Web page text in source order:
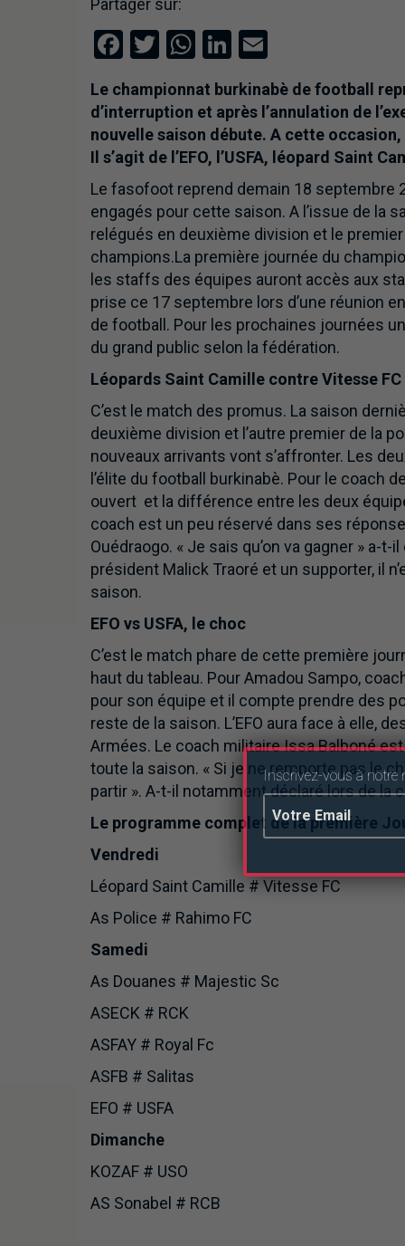
Partager sur:
Facebook
Twitter
WhatsApp
LinkedIn
Email
Le championnat burkinabè de football
d’interruption et après l’annulation de
nouvelle saison débute. A cette
Il s’agit de l’EFO, l’USFA, léopard Saint
Le fasofoot reprend demain 18 septembre
engagés pour cette saison. A l’issue de la
relégués en deuxième division et le
champions.La première journée du
les staffs des équipes auront accès aux
prise ce 17 septembre lors d’une réunion
de football. Pour les prochaines journées
du grand public selon la fédération.
Léopards Saint Camille contre Vitesse FC
C’est le match des promus. La saison
deuxième division et l’autre premier de la
nouveaux arrivants vont s’affronter. Les
l’élite du football burkinabè. Pour le coach
ouvert et la différence entre les deux
coach est un peu réservé dans ses
Ouédraogo. « Je sais qu’on va gagner » a-
président Malick Traoré et un supporter, il
saison.
EFO vs USFA, le choc
C’est le match phare de cette première
haut du tableau. Pour Amadou Sampo,
pour son équipe et il compte prendre des
reste de la saison. L’EFO aura face à elle,
Armées. Le coach militaire Issa Balboné
toute la saison. « Si je ne remporte pas le
partir ». A-t-il notamment déclaré lors de la
Le programme complet de la première
Vendredi
Léopard Saint Camille # Vitesse FC
As Police # Rahimo FC
Samedi
As Douanes # Majestic Sc
ASECK # RCK
ASFAY # Royal Fc
ASFB # Salitas
EFO # USFA
Dimanche
KOZAF # USO
AS Sonabel # RCB
Inscrivez-vous à notre